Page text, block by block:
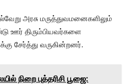
அரசு மருத்துவமனைகளிலும்
ஊர் திரும்பியவர்களை
சேர்த்து வருகின்றனர்.
நிறை புத்தரிசி பூஜை: